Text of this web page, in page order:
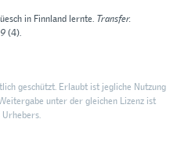
in Finnland lernte. Transfer.
(4).
geschützt. Erlaubt ist jegliche Nutzung
unter der gleichen Lizenz ist